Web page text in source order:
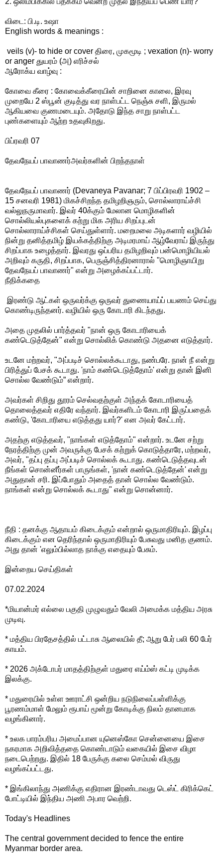
விடை: பி.டி. உஷா
English words & meanings :
veils (v)- to hide or cover திரை, முகமூடி ; vexation (n)- worry
or anger துயரம் (அ) எரிச்சல்
ஆரோக்ய வாழ்வு :
கோவை கீரை : கோவைக்கீரையின் சாறினை காலை, இரவு
முறையே 2 ஸ்பூன் குடித்து வர நாள்பட்ட நெஞ்சு சளி, இருமல்
ஆகியவை குணமடையும். அதோடு இந்த சாறு நாள்பட்ட
புண்களையும் ஆற்ற உதவுகிறது.
பிப்ரவரி 07
தேவநேயப் பாவாணர்அவர்களின் பிறந்தநாள்
தேவநேயப் பாவாணர் (Devaneya Pavanar; 7 பிப்பிரவரி 1902 –
15 சனவரி 1981) மிகச்சிறந்த தமிழறிஞரும், சொல்லாராய்ச்சி
வல்லுநருமாவார். இவர் 40க்கும் மேலான மொழிகளின்
சொல்லியல்புகளைக் கற்று மிக அரிய சிறப்புடன்
சொல்லாராய்ச்சிகள் செய்துள்ளார். மறைமலை அடிகளார் வழியில்
நின்று தனித்தமிழ் இயக்கத்திற்கு அடிமரமாய் ஆழ்வேராய் இருந்து
சிறப்பாக உழைத்தார். இவரது ஒப்பரிய தமிழறிவும் பன்மொழியியல்
அறிவும் கருதி, சிறப்பாக, பெருஞ்சித்திரனாரால் "மொழிஞாயிறு
தேவநேயப் பாவாணர்" என்று அழைக்கப்பட்டார்.
நீதிக்கதை
இரண்டு ஆட்கள் ஒருவர்க்கு ஒருவர் துணையாய்ப் பயணம் செய்து
கொண்டிருந்தனர். வழியில் ஒரு கோடாரி கிடந்தது.
அதை முதலில் பார்த்தவர் "நான் ஒரு கோடாரியைக்
கண்டெடுத்தேன்" என்று சொல்லிக் கொண்டு அதனை எடுத்தார்.
உடனே மற்றவர், "அப்படிச் சொல்லக்கூடாது, நண்பரே. நான் நீ என்று
பிரித்துப் பேசக் கூடாது. 'நாம் கண்டெடுத்தோம்' என்று தான் இனி
சொல்ல வேண்டும்” என்றார்.
அவர்கள் சிறிது தூரம் செல்வதற்குள் அந்தக் கோடாரியைத்
தொலைத்தவர் எதிரே வந்தார். இவர்களிடம் கோடாரி இருப்பதைக்
கண்டு, 'கோடாரியை எடுத்தது யார்?' என அவர் கேட்டார்.
அதற்கு எடுத்தவர், "நாங்கள் எடுத்தோம்" என்றார். உடனே சற்று
நேரத்திற்கு முன் அவருக்கு பேசக் கற்றுக் கொடுத்தாரே, மற்றவர்,
அவர், "தப்பு தப்பு அப்படிச் சொல்லக் கூடாது. கண்டெடுத்தவுடன்
நீங்கள் சொன்னீர்கள் பாருங்கள், 'நான் கண்டெடுத்தேன்' என்று
அதுதான் சரி. இப்போதும் அதைத் தான் சொல்ல வேண்டும்.
நாங்கள் என்று சொல்லக் கூடாது" என்று சொன்னார்.
நீதி : தனக்கு ஆதாயம் கிடைக்கும் என்றால் ஒருமாதிரியும். இழப்பு
கிடைக்கும் என தெரிந்தால் ஒருமாதிரியும் பேசுவது மனித குணம்.
அது தான் 'எலும்பில்லாத நாக்கு எதையும் பேசும்.
இன்றைய செய்திகள்
07.02.2024
*மியான்மர் எல்லை பகுதி முழுவதும் வேலி அமைக்க மத்திய அரசு
முடிவு.
* மத்திய பிரதேசத்தில் பட்டாசு ஆலையில் தீ; ஆறு பேர் பலி 60 பேர்
காயம்.
* 2026 அக்டோபர் மாதத்திற்குள் மதுரை எய்ம்ஸ் கட்டி முடிக்க
இலக்கு.
* மதுரையில் உள்ள ஊராட்சி ஒன்றிய நடுநிலைப்பள்ளிக்கு
பூரணம்மாள் மேலும் ரூபாய் மூன்று கோடிக்கு நிலம் தானமாக
வழங்கினார்.
* உலக பாரம்பரிய அமைப்பான யுனெஸ்கோ சென்னையை இசை
நகரமாக அறிவித்ததை கொண்டாடும் வகையில் இசை விழா
நடைபெற்றது. இதில் 18 பேருக்கு கலை செம்மல் விருது
வழங்கப்பட்டது.
* இங்கிலாந்து அணிக்கு எதிரான இரண்டாவது டெஸ்ட் கிரிக்கெட்
போட்டியில் இந்திய அணி அபார வெற்றி.
Today's Headlines
The central government decided to fence the entire
Myanmar border area.